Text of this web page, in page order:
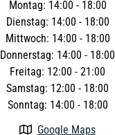
Montag: 14:00 - 18:00
Dienstag: 14:00 - 18:00
Mittwoch: 14:00 - 18:00
Donnerstag: 14:00 - 18:00
Freitag: 12:00 - 21:00
Samstag: 12:00 - 18:00
Sonntag: 14:00 - 18:00
 Google Maps